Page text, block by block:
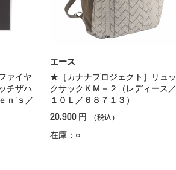
ァイヤ
チザハ
ｎ’ｓ／
エース
★［カナナプロジェクト］リュッ
クサックＫＭ－２（レディース／
１０Ｌ／６８７１３）
20,900 円 （税込）
在庫：○